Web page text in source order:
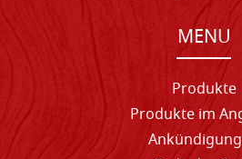
MENU
Produkte
Produkte im